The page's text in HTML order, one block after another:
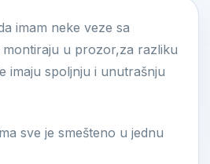
imam neke veze sa
u prozor,za razliku
imaju spoljnju i unutrašnju
sve je smešteno u jednu